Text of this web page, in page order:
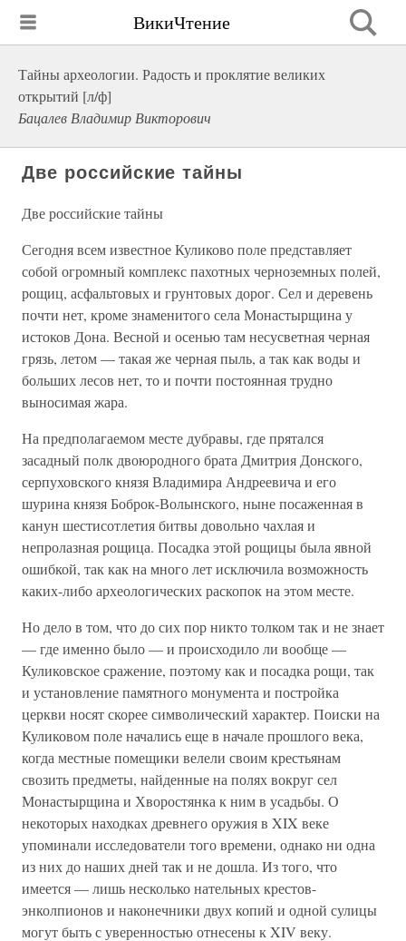
ВикиЧтение
Тайны археологии. Радость и проклятие великих
открытий [л/ф]
Бацалев Владимир Викторович
Две российские тайны
Две российские тайны
Сегодня всем известное Куликово поле представляет
собой огромный комплекс пахотных черноземных полей,
рощиц, асфальтовых и грунтовых дорог. Сел и деревень
почти нет, кроме знаменитого села Монастырщина у
истоков Дона. Весной и осенью там несусветная черная
грязь, летом — такая же черная пыль, а так как воды и
больших лесов нет, то и почти постоянная трудно
выносимая жара.
На предполагаемом месте дубравы, где прятался
засадный полк двоюродного брата Дмитрия Донского,
серпуховского князя Владимира Андреевича и его
шурина князя Боброк-Волынского, ныне посаженная в
канун шестисотлетия битвы довольно чахлая и
непролазная рощица. Посадка этой рощицы была явной
ошибкой, так как на много лет исключила возможность
каких-либо археологических раскопок на этом месте.
Но дело в том, что до сих пор никто толком так и не знает
— где именно было — и происходило ли вообще —
Куликовское сражение, поэтому как и посадка рощи, так
и установление памятного монумента и постройка
церкви носят скорее символический характер. Поиски на
Куликовом поле начались еще в начале прошлого века,
когда местные помещики велели своим крестьянам
свозить предметы, найденные на полях вокруг сел
Монастырщина и Хворостянка к ним в усадьбы. О
некоторых находках древнего оружия в XIX веке
упоминали исследователи того времени, однако ни одна
из них до наших дней так и не дошла. Из того, что
имеется — лишь несколько нательных крестов-
энколпионов и наконечники двух копий и одной сулицы
могут быть с уверенностью отнесены к XIV веку.